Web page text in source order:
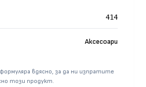
414
Аксесоари
вдясно, за да ни изпратите
този продукт.